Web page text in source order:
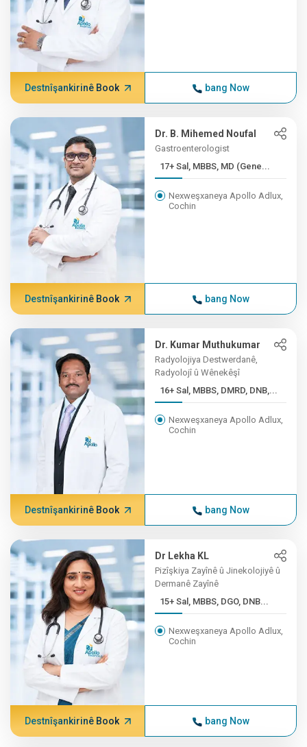
Destnîşankirinê Book bang Now
Dr. B. Mihemed Noufal
Gastroenterologist
17+ Sal, MBBS, MD (Gene...
Nexweşxaneya Apollo Adlux,
Cochin
Destnîşankirinê Book bang Now
Dr. Kumar Muthukumar
Radyolojiya Destwerdanê,
Radyolojî û Wênekêşî
16+ Sal, MBBS, DMRD, DNB,...
Nexweşxaneya Apollo Adlux,
Cochin
Destnîşankirinê Book bang Now
Dr Lekha KL
Pizîşkiya Zayînê û Jinekolojiyê û
Dermanê Zayînê
15+ Sal, MBBS, DGO, DNB...
Nexweşxaneya Apollo Adlux,
Cochin
Destnîşankirinê Book bang Now